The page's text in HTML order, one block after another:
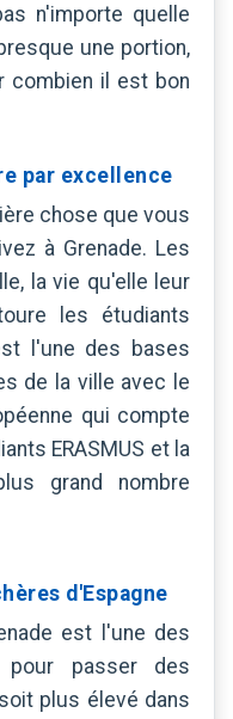
n'importe quelle
une portion,
combien il est bon
par excellence
chose que vous
à Grenade. Les
la vie qu'elle leur
les étudiants
l'une des bases
de la ville avec le
qui compte
ERASMUS et la
grand nombre
d'Espagne
est l'une des
passer des
plus élevé dans